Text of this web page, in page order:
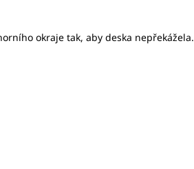
okraje tak, aby deska nepřekážela.